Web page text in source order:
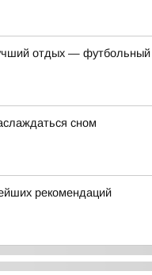
отдых —
сном
рекомендаций